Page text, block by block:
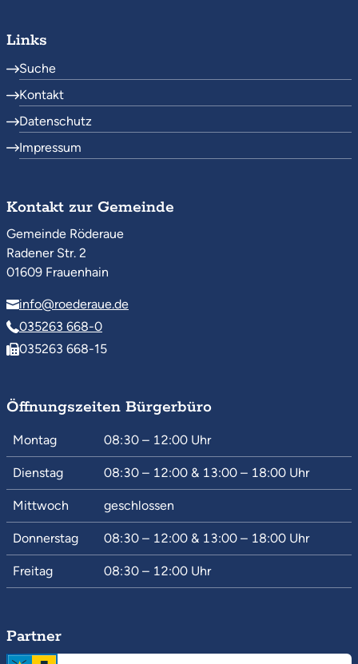
Links
Suche
Kontakt
Datenschutz
Impressum
Kontakt zur Gemeinde
Gemeinde Röderaue
Radener Str. 2
01609 Frauenhain
info@roederaue.de
035263 668-0
035263 668-15
Öffnungszeiten Bürgerbüro
Montag 08:30 – 12:00 Uhr
Dienstag 08:30 – 12:00 & 13:00 – 18:00 Uhr
Mittwoch geschlossen
Donnerstag 08:30 – 12:00 & 13:00 – 18:00 Uhr
Freitag 08:30 – 12:00 Uhr
Partner